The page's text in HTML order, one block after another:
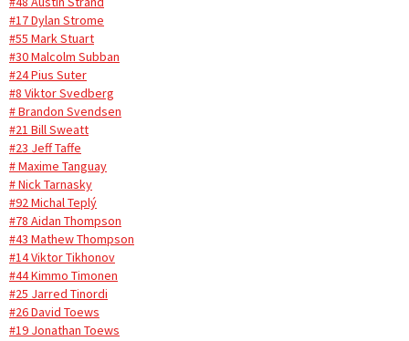
#17 Dylan Strome
#55 Mark Stuart
#30 Malcolm Subban
#24 Pius Suter
#8 Viktor Svedberg
# Brandon Svendsen
#21 Bill Sweatt
#23 Jeff Taffe
# Maxime Tanguay
# Nick Tarnasky
#92 Michal Teplý
#78 Aidan Thompson
#43 Mathew Thompson
#14 Viktor Tikhonov
#44 Kimmo Timonen
#25 Jarred Tinordi
#26 David Toews
#19 Jonathan Toews